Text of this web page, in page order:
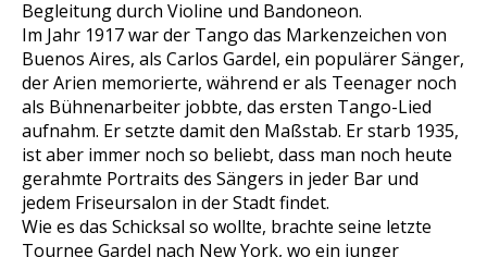
Begleitung durch Violine und Bandoneon.
Im Jahr 1917 war der Tango das Markenzeichen von
Buenos Aires, als Carlos Gardel, ein populärer Sänger,
der Arien memorierte, während er als Teenager noch
als Bühnenarbeiter jobbte, das ersten Tango-Lied
aufnahm. Er setzte damit den Maßstab. Er starb 1935,
ist aber immer noch so beliebt, dass man noch heute
gerahmte Portraits des Sängers in jeder Bar und
jedem Friseursalon in der Stadt findet.
Wie es das Schicksal so wollte, brachte seine letzte
Tournee Gardel nach New York, wo ein junger